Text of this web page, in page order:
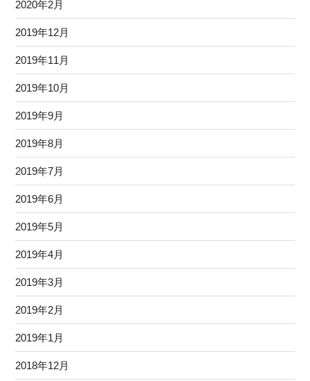
2020年2月
2019年12月
2019年11月
2019年10月
2019年9月
2019年8月
2019年7月
2019年6月
2019年5月
2019年4月
2019年3月
2019年2月
2019年1月
2018年12月